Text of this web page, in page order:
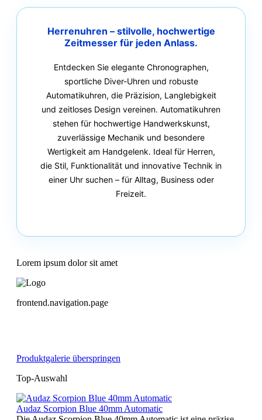
Herrenuhren – stilvolle, hochwertige
Zeitmesser für jeden Anlass.
Entdecken Sie elegante Chronographen,
sportliche Diver-Uhren und robuste
Automatikuhren, die Präzision, Langlebigkeit
und zeitloses Design vereinen. Automatikuhren
stehen für hochwertige Handwerkskunst,
zuverlässige Mechanik und besondere
Wertigkeit am Handgelenk. Ideal für Herren,
die Stil, Funktionalität und innovative Technik in
einer Uhr suchen – für Alltag, Business oder
Freizeit.
Lorem ipsum dolor sit amet
frontend.navigation.page
Produktgalerie überspringen
Top-Auswahl
Audaz Scorpion Blue 40mm Automatic